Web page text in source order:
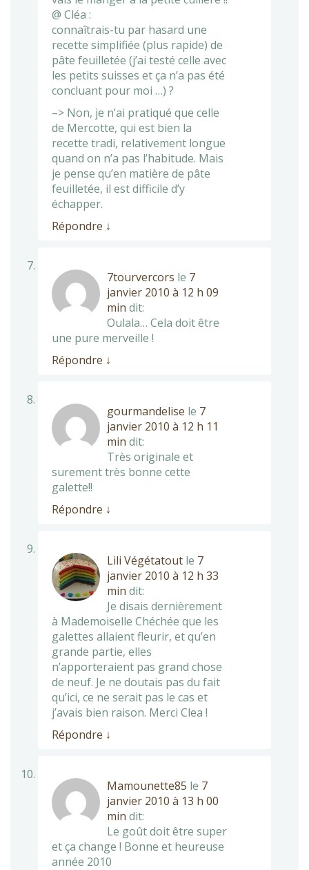
@ Cléa :
connaîtrais-tu par hasard une
recette simplifiée (plus rapide) de
pâte feuilletée (j’ai testé celle avec
les petits suisses et ça n’a pas été
concluant pour moi …) ?
–> Non, je n’ai pratiqué que celle
de Mercotte, qui est bien la
recette tradi, relativement longue
quand on n’a pas l’habitude. Mais
je pense qu’en matière de pâte
feuilletée, il est difficile d’y
échapper.
Répondre ↓
7tourvercors le 7
janvier 2010 à 12 h 09
min dit:
Oulala… Cela doit être
une pure merveille !
Répondre ↓
gourmandelise le 7
janvier 2010 à 12 h 11
min dit:
Très originale et
surement très bonne cette
galette!!
Répondre ↓
Lili Végétatout le 7
janvier 2010 à 12 h 33
min dit:
Je disais dernièrement
à Mademoiselle Chéchée que les
galettes allaient fleurir, et qu’en
grande partie, elles
n’apporteraient pas grand chose
de neuf. Je ne doutais pas du fait
qu’ici, ce ne serait pas le cas et
j’avais bien raison. Merci Clea !
Répondre ↓
Mamounette85 le 7
janvier 2010 à 13 h 00
min dit:
Le goût doit être super
et ça change ! Bonne et heureuse
année 2010